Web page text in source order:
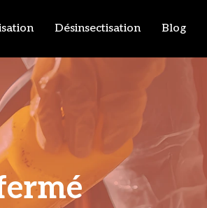
Désinsectisation Blog